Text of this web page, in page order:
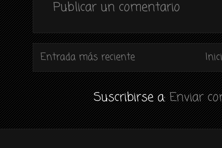
Publicar un comentario
Entrada más reciente
Suscribirse a:Enviar